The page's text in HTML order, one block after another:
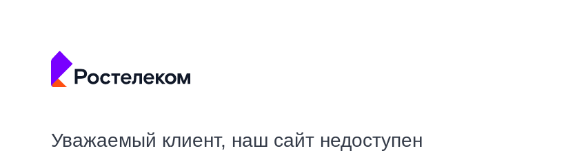
Уважаемый клиент, наш сайт недоступен